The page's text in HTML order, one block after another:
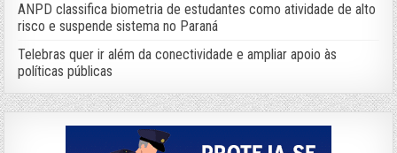
ANPD classifica biometria de estudantes como atividade de alto
risco e suspende sistema no Paraná
Telebras quer ir além da conectividade e ampliar apoio às
políticas públicas